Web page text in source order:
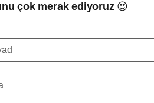
çok merak ediyoruz 😍